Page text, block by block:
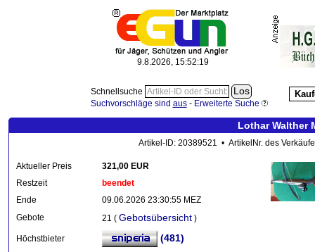
9.8.2026, 15:52:20
Schnellsuche
Suchvorschläge sind aus- Erweiterte Suche
Lothar Walther
Artikel-ID: 20389521 • ArtikelNr. des
Aktueller Preis
321,00 EUR
Restzeit
beendet
Ende
09.06.2026 23:30:55 MEZ
Gebote
21 ( Gebotsübersicht )
Höchstbieter (481)